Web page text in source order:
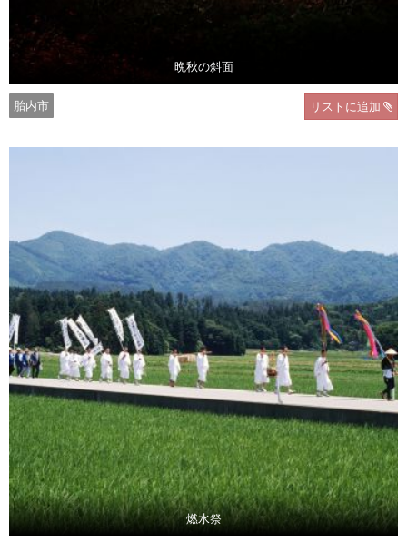
晩秋の斜面
胎内市 リストに追加
燃水祭